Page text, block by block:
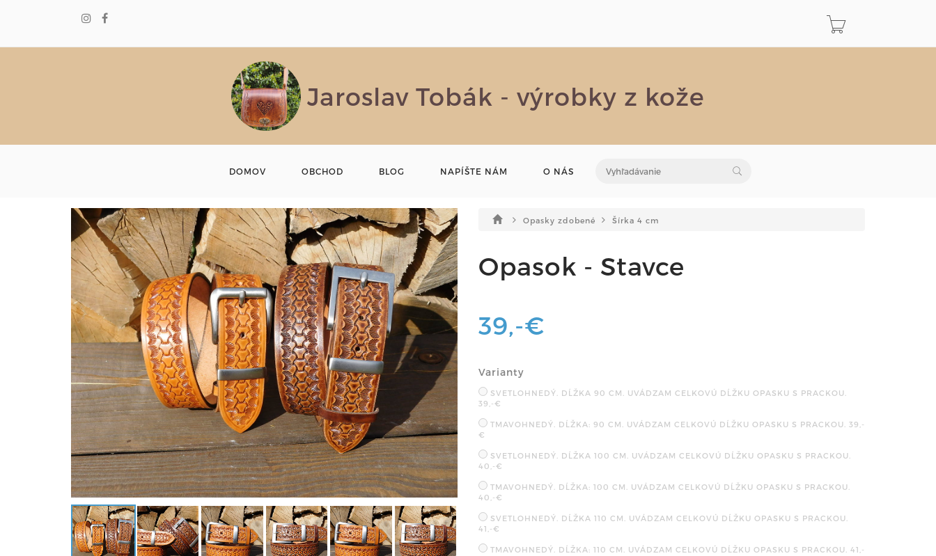
Jaroslav Tobák - výrobky z kože
DOMOV OBCHOD BLOG NAPÍŠTE NÁM O NÁS
Opasky zdobené Šírka 4 cm
Opasok - Stavce
39,-€
Varianty
SVETLOHNEDÝ. DĹŽKA 90 CM. UVÁDZAM CELKOVÚ DĹŽKU OPASKU S PRACKOU.
39,-€
TMAVOHNEDÝ. DĹŽKA: 90 CM. UVÁDZAM CELKOVÚ DĹŽKU OPASKU S PRACKOU. 39,-
€
SVETLOHNEDÝ. DĹŽKA 100 CM. UVÁDZAM CELKOVÚ DĹŽKU OPASKU S PRACKOU.
40,-€
TMAVOHNEDÝ. DĹŽKA: 100 CM. UVÁDZAM CELKOVÚ DĹŽKU OPASKU S PRACKOU.
40,-€
SVETLOHNEDÝ. DĹŽKA 110 CM. UVÁDZAM CELKOVÚ DĹŽKU OPASKU S PRACKOU.
41,-€
TMAVOHNEDÝ. DĹŽKA: 110 CM. UVÁDZAM CELKOVÚ DĹŽKU OPASKU S PRACKOU. 41,-